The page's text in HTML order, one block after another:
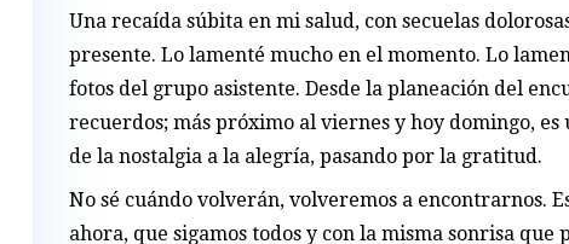
Una recaída súbita en mi salud, con secuelas
presente. Lo lamenté mucho en el momento. Lo
fotos del grupo asistente. Desde la planeación del
recuerdos; más próximo al viernes y hoy domingo, es
de la nostalgia a la alegría, pasando por la gratitud.
No sé cuándo volverán, volveremos a encontrarnos.
ahora, que sigamos todos y con la misma sonrisa